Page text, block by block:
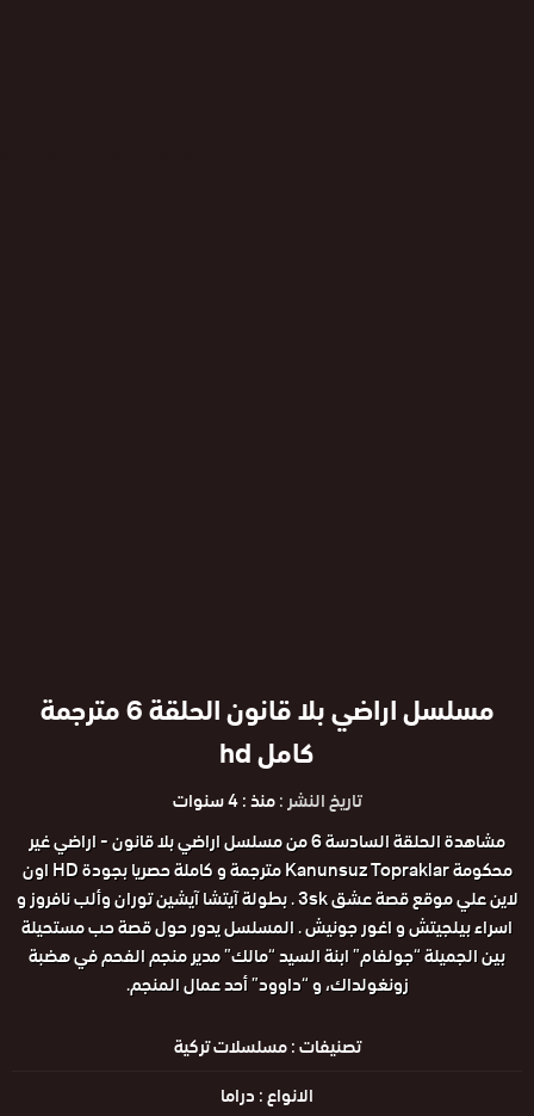
مسلسل اراضي بلا قانون الحلقة 6 مترجمة
كامل hd
تاريخ النشر :منذ : 4 سنوات
مشاهدة الحلقة السادسة 6 من مسلسل اراضي بلا قانون - اراضي غير
محكومة Kanunsuz Topraklar مترجمة و كاملة حصريا بجودة HD اون
لاين علي موقع قصة عشق 3sk . بطولة آيتشا آيشين توران وألب نافروز و
اسراء بيلجيتش و اغور جونيش . المسلسل يدور حول قصة حب مستحيلة
بين الجميلة “جولفام” ابنة السيد “مالك” مدير منجم الفحم في هضبة
زونغولداك، و “داوود” أحد عمال المنجم.
تصنيفات :مسلسلات تركية
الانواع :دراما